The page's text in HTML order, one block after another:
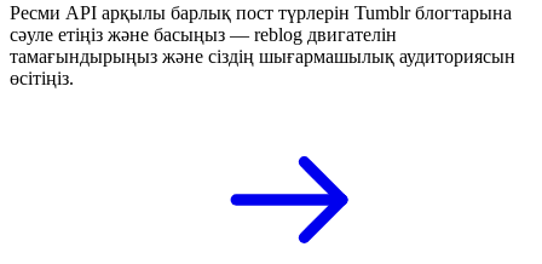
Ресми API арқылы барлық пост түрлерін Tumblr блогтарына
сәуле етіңіз және басыңыз — reblog двигателін
тамағындырыңыз және сіздің шығармашылық аудиториясын
өсітіңіз.